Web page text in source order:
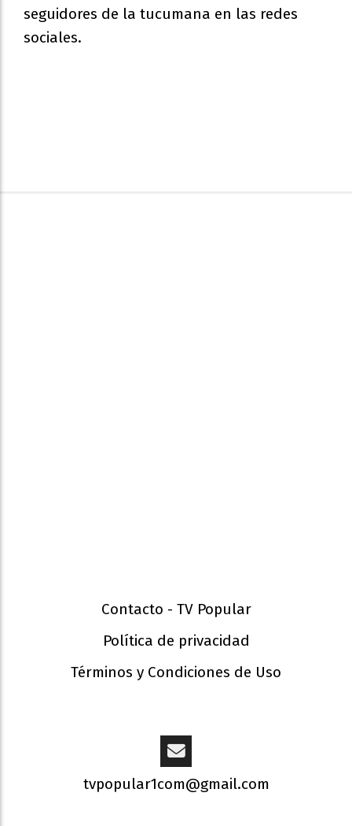
seguidores de la tucumana en las redes
sociales.
Contacto - TV Popular
Política de privacidad
Términos y Condiciones de Uso
tvpopular1com@gmail.com